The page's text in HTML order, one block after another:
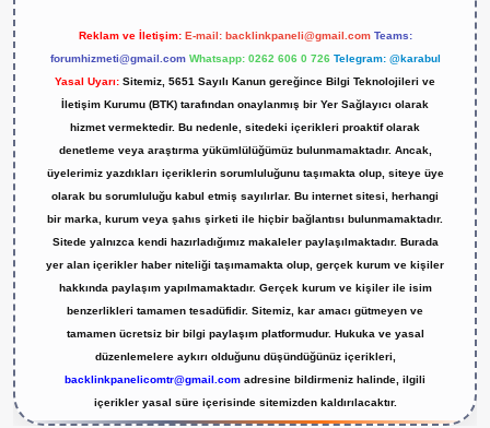
Reklam ve İletişim: E-mail: backlinkpaneli@gmail.com Teams:
forumhizmeti@gmail.com Whatsapp: 0262 606 0 726 Telegram: @karabul
Yasal Uyarı: Sitemiz, 5651 Sayılı Kanun gereğince Bilgi Teknolojileri ve
İletişim Kurumu (BTK) tarafından onaylanmış bir Yer Sağlayıcı olarak
hizmet vermektedir. Bu nedenle, sitedeki içerikleri proaktif olarak
denetleme veya araştırma yükümlülüğümüz bulunmamaktadır. Ancak,
üyelerimiz yazdıkları içeriklerin sorumluluğunu taşımakta olup, siteye üye
olarak bu sorumluluğu kabul etmiş sayılırlar. Bu internet sitesi, herhangi
bir marka, kurum veya şahıs şirketi ile hiçbir bağlantısı bulunmamaktadır.
Sitede yalnızca kendi hazırladığımız makaleler paylaşılmaktadır. Burada
yer alan içerikler haber niteliği taşımamakta olup, gerçek kurum ve kişiler
hakkında paylaşım yapılmamaktadır. Gerçek kurum ve kişiler ile isim
benzerlikleri tamamen tesadüfidir. Sitemiz, kar amacı gütmeyen ve
tamamen ücretsiz bir bilgi paylaşım platformudur. Hukuka ve yasal
düzenlemelere aykırı olduğunu düşündüğünüz içerikleri,
backlinkpanelicomtr@gmail.com adresine bildirmeniz halinde, ilgili
içerikler yasal süre içerisinde sitemizden kaldırılacaktır.